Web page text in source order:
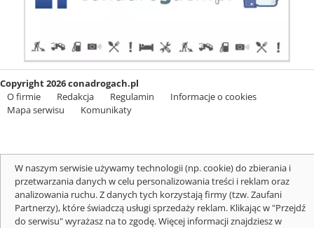
Copyright 2026 conadrogach.pl
O firmie
Redakcja Regulamin
Informacje o cookies
Mapa serwisu
Komunikaty
W naszym serwisie używamy technologii (np. cookie) do zbierania i
przetwarzania danych w celu personalizowania treści i reklam oraz
analizowania ruchu. Z danych tych korzystają firmy (tzw. Zaufani
Partnerzy), które świadczą usługi sprzedaży reklam. Klikając w "Przejdź
do serwisu" wyrażasz na to zgodę. Więcej informacji znajdziesz w